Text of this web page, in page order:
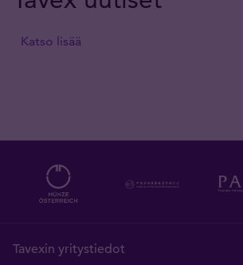
Katso lisää
Tavexin yritystiedot